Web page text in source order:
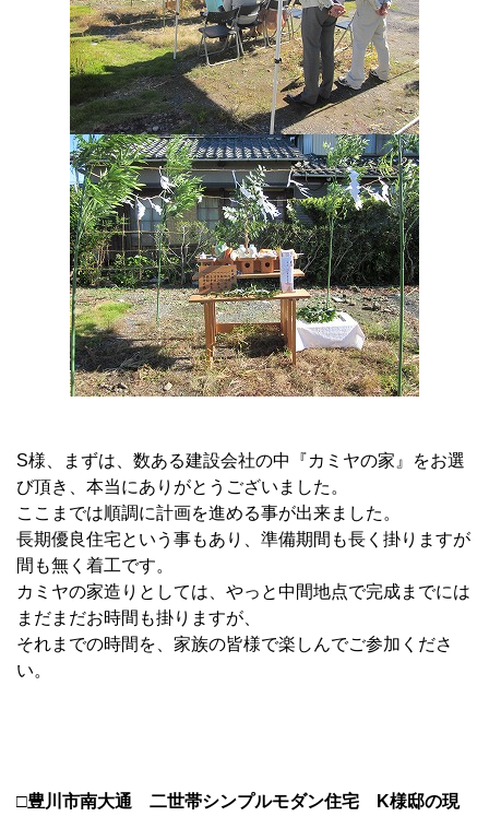
S様、まずは、数ある建設会社の中『カミヤの家』をお選
び頂き、本当にありがとうございました。
ここまでは順調に計画を進める事が出来ました。
長期優良住宅という事もあり、準備期間も長く掛りますが
間も無く着工です。
カミヤの家造りとしては、やっと中間地点で完成までには
まだまだお時間も掛りますが、
それまでの時間を、家族の皆様で楽しんでご参加くださ
い。
□豊川市南大通 二世帯シンプルモダン住宅 K様邸の現